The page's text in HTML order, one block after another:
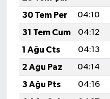
30 Tem Per
04:10
31 Tem Cum
04:12
1 Ağu Cts
04:13
2 Ağu Paz
04:14
3 Ağu Pts
04:16